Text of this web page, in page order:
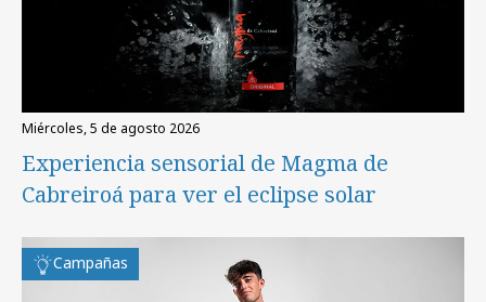
miércoles, 5 de agosto 2026
Experiencia sensorial de Magma de
Cabreiroá para ver el eclipse solar
Campañas